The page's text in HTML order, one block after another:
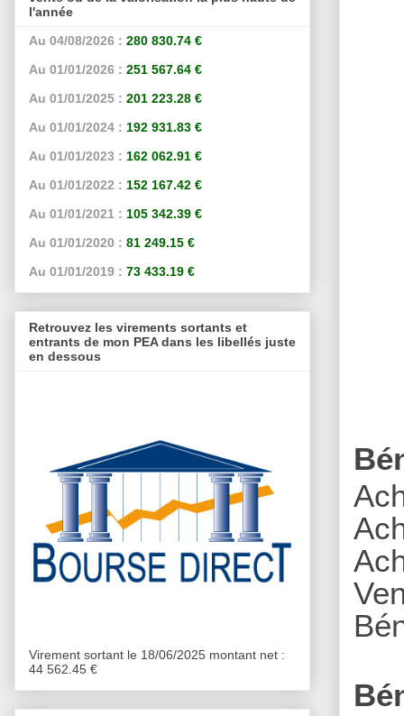
A
l'année
Au 04/08/2026 : 280 830.74 €
Au 01/01/2026 : 251 567.64 €
Au 01/01/2025 : 201 223.28 €
Au 01/01/2024 : 192 931.83 €
Au 01/01/2023 : 162 062.91 €
Au 01/01/2022 : 152 167.42 €
Au 01/01/2021 : 105 342.39 €
Au 01/01/2020 : 81 249.15 €
Au 01/01/2019 : 73 433.19 €
Retrouvez les virements sortants et
entrants de mon PEA dans les libellés juste
en dessous
Virement sortant le 18/06/2025 montant net :
44 562.45 €